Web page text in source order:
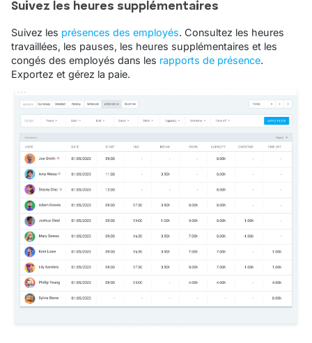
Suivez les heures supplémentaires
Suivez les présences des employés. Consultez les heures
travaillées, les pauses, les heures supplémentaires et les
congés des employés dans les rapports de présence.
Exportez et gérez la paie.